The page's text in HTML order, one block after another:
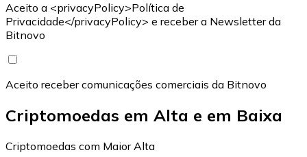
Aceito a <privacyPolicy>Política de
Privacidade</privacyPolicy> e receber a Newsletter da
Bitnovo
Aceito receber comunicações comerciais da Bitnovo
Criptomoedas em Alta e em Baixa
Criptomoedas com Maior Alta